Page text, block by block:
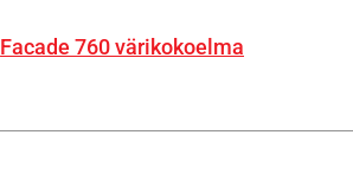
Facade 760 värikokoelma